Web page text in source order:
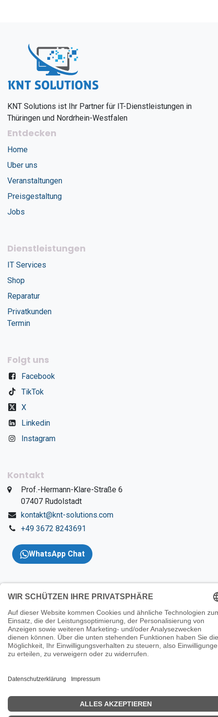
KNT Solutions ist Ihr Partner für IT-Dienstleistungen in
Thüringen und Nordrhein-Westfalen
Entdecken
Home
Uber uns
Veranstaltungen
Preisgestaltung
Jobs
Dienstleistungen
IT Services
Shop
Reparatur
Privatkunden
Termin
Folgt uns
Facebook
TikTok
X
Linkedin
Instagram
Kontakt
​Prof.-Hermann-Klare-Straße 6
​07407 Rudolstadt
kontakt@knt-solutions.com
+49 3672 8243691
WhatsApp Chat
Copyright 2026 © KNT
Solutions |Impressum|AGBs|Datenschutzerklärung |